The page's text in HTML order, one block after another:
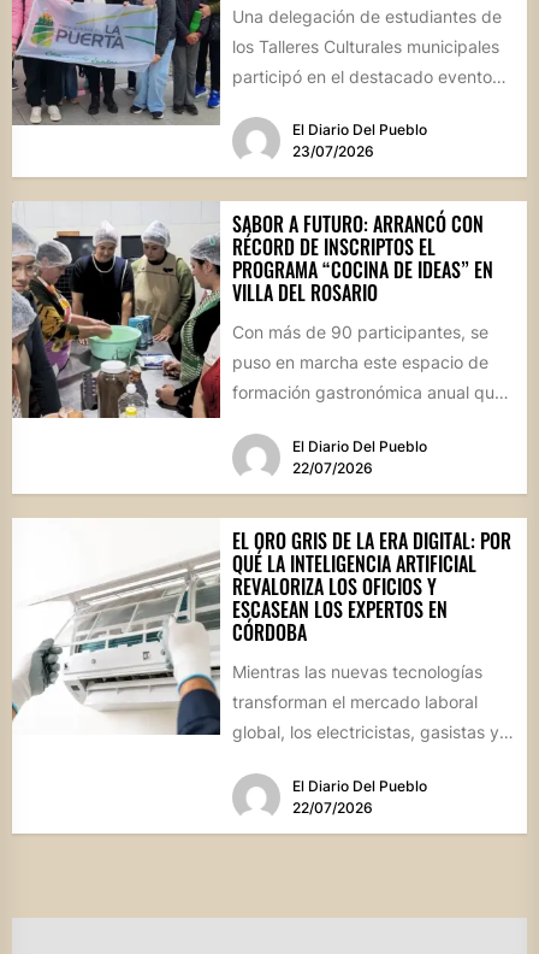
Una delegación de estudiantes de
los Talleres Culturales municipales
participó en el destacado evento
cordobesa,...El Diario Del Pueblo
23/07/2026
SABOR A FUTURO: ARRANCÓ CON
RÉCORD DE INSCRIPTOS EL
PROGRAMA “COCINA DE IDEAS” EN
VILLA DEL ROSARIO
Con más de 90 participantes, se
puso en marcha este espacio de
formación gastronómica anual que
culinarias...El Diario Del Pueblo
22/07/2026
EL ORO GRIS DE LA ERA DIGITAL: POR
QUÉ LA INTELIGENCIA ARTIFICIAL
REVALORIZA LOS OFICIOS Y
ESCASEAN LOS EXPERTOS EN
CÓRDOBA
Mientras las nuevas tecnologías
transforman el mercado laboral
global, los electricistas, gasistas y
alza debido a...El Diario Del Pueblo
22/07/2026